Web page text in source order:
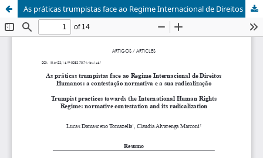
As práticas trumpistas face ao Regime Internacional de Direitos Humanos: a contestação normativa e a sua radicalização